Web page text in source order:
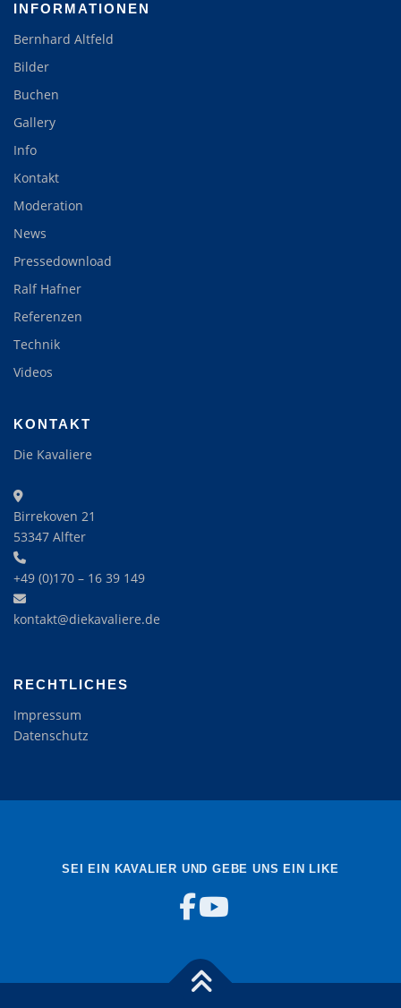
INFORMATIONEN
Bernhard Altfeld
Bilder
Buchen
Gallery
Info
Kontakt
Moderation
News
Pressedownload
Ralf Hafner
Referenzen
Technik
Videos
KONTAKT
Die Kavaliere
Birrekoven 21
53347 Alfter
+49 (0)170 – 16 39 149‬
kontakt@diekavaliere.de
RECHTLICHES
Impressum
Datenschutz
SEI EIN KAVALIER UND GEBE UNS EIN LIKE